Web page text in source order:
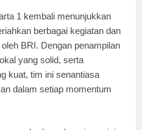
1 kembali menunjukkan
berbagai kegiatan dan
BRI. Dengan penampilan
yang solid, serta
kuat, tim ini senantiasa
dalam setiap momentum